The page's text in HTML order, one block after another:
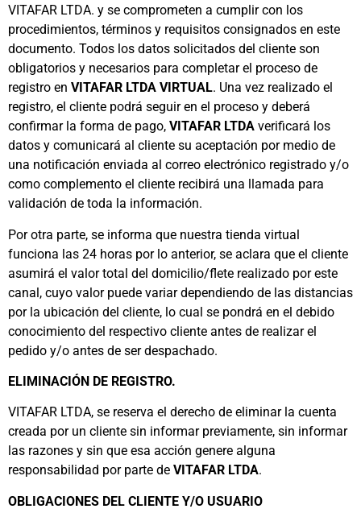
VITAFAR LTDA. y se comprometen a cumplir con los
procedimientos, términos y requisitos consignados en este
documento. Todos los datos solicitados del cliente son
obligatorios y necesarios para completar el proceso de
registro en VITAFAR LTDA VIRTUAL. Una vez realizado el
registro, el cliente podrá seguir en el proceso y deberá
confirmar la forma de pago, VITAFAR LTDA verificará los
datos y comunicará al cliente su aceptación por medio de
una notificación enviada al correo electrónico registrado y/o
como complemento el cliente recibirá una llamada para
validación de toda la información.
Por otra parte, se informa que nuestra tienda virtual
funciona las 24 horas por lo anterior, se aclara que el cliente
asumirá el valor total del domicilio/flete realizado por este
canal, cuyo valor puede variar dependiendo de las distancias
por la ubicación del cliente, lo cual se pondrá en el debido
conocimiento del respectivo cliente antes de realizar el
pedido y/o antes de ser despachado.
ELIMINACIÓN DE REGISTRO.
VITAFAR LTDA, se reserva el derecho de eliminar la cuenta
creada por un cliente sin informar previamente, sin informar
las razones y sin que esa acción genere alguna
responsabilidad por parte de VITAFAR LTDA.
OBLIGACIONES DEL CLIENTE Y/O USUARIO